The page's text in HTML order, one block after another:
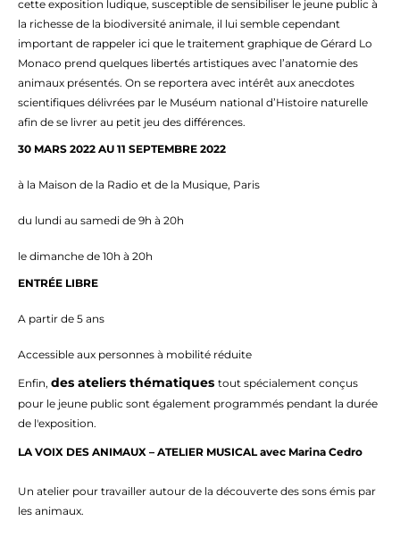
cette exposition ludique, susceptible de sensibiliser le jeune public à
la richesse de la biodiversité animale, il lui semble cependant
important de rappeler ici que le traitement graphique de Gérard Lo
Monaco prend quelques libertés artistiques avec l’anatomie des
animaux présentés. On se reportera avec intérêt aux anecdotes
scientifiques délivrées par le Muséum national d’Histoire naturelle
afin de se livrer au petit jeu des différences.
30 MARS 2022 AU 11 SEPTEMBRE 2022
à la Maison de la Radio et de la Musique, Paris
du lundi au samedi de 9h à 20h
le dimanche de 10h à 20h
ENTRÉE LIBRE
A partir de 5 ans
Accessible aux personnes à mobilité réduite
Enfin, des ateliers thématiques tout spécialement conçus
pour le jeune public sont également programmés pendant la durée
de l'exposition.
LA VOIX DES ANIMAUX – ATELIER MUSICAL avec Marina Cedro
Un atelier pour travailler autour de la découverte des sons émis par
les animaux.